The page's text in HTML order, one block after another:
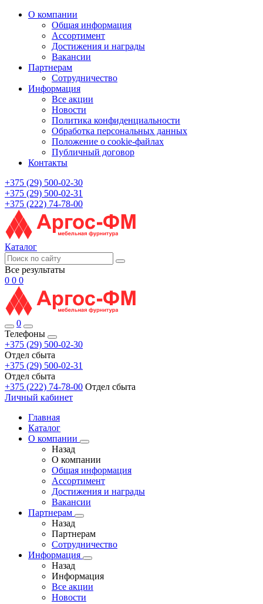
О компании
Общая информация
Ассортимент
Достижения и награды
Вакансии
Партнерам
Сотрудничество
Информация
Все акции
Новости
Политика конфиденциальности
Обработка персональных данных
Положение о cookie-файлах
Публичный договор
Контакты
+375 (29) 500-02-30
+375 (29) 500-02-31
+375 (222) 74-78-00
Каталог
Все результаты
0 0 0
0
Телефоны
+375 (29) 500-02-30
Отдел сбыта
+375 (29) 500-02-31
Отдел сбыта
+375 (222) 74-78-00 Отдел сбыта
Личный кабинет
Главная
Каталог
О компании
Назад
О компании
Общая информация
Ассортимент
Достижения и награды
Вакансии
Партнерам
Назад
Партнерам
Сотрудничество
Информация
Назад
Информация
Все акции
Новости